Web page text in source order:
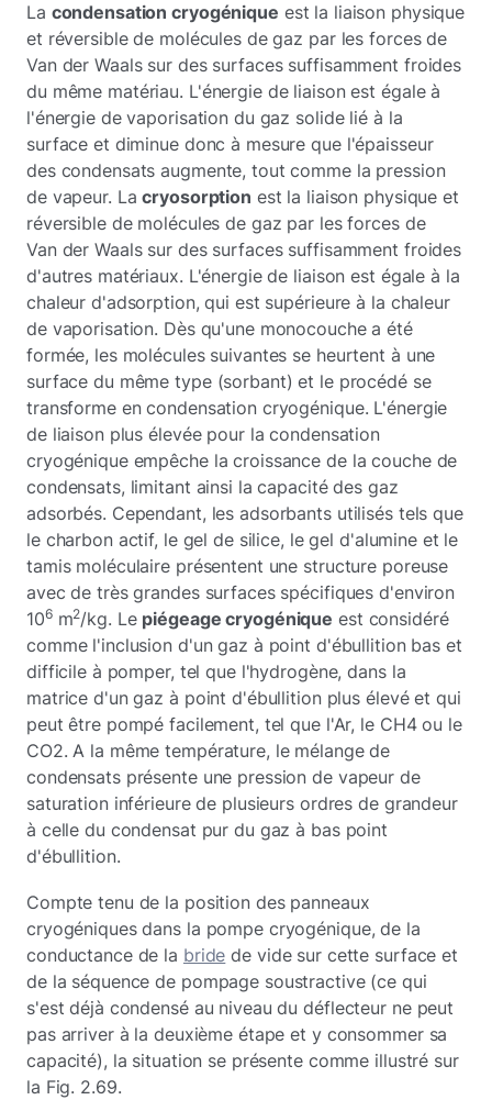
La condensation cryogénique est la liaison physique
et réversible de molécules de gaz par les forces de
Van der Waals sur des surfaces suffisamment froides
du même matériau. L'énergie de liaison est égale à
l'énergie de vaporisation du gaz solide lié à la
surface et diminue donc à mesure que l'épaisseur
des condensats augmente, tout comme la pression
de vapeur. Lacryosorption est la liaison physique et
réversible de molécules de gaz par les forces de
Van der Waals sur des surfaces suffisamment froides
d'autres matériaux. L'énergie de liaison est égale à la
chaleur d'adsorption, qui est supérieure à la chaleur
de vaporisation. Dès qu'une monocouche a été
formée, les molécules suivantes se heurtent à une
surface du même type (sorbant) et le procédé se
transforme en condensation cryogénique. L'énergie
de liaison plus élevée pour la condensation
cryogénique empêche la croissance de la couche de
condensats, limitant ainsi la capacité des gaz
adsorbés. Cependant, les adsorbants utilisés tels que
le charbon actif, le gel de silice, le gel d'alumine et le
tamis moléculaire présentent une structure poreuse
avec de très grandes surfaces spécifiques d'environ
106m2/kg. Le piégeage cryogénique est considéré
comme l'inclusion d'un gaz à point d'ébullition bas et
difficile à pomper, tel que l'hydrogène, dans la
matrice d'un gaz à point d'ébullition plus élevé et qui
peut être pompé facilement, tel que l'Ar, le CH4 ou le
CO2. A la même température, le mélange de
condensats présente une pression de vapeur de
saturation inférieure de plusieurs ordres de grandeur
à celle du condensat pur du gaz à bas point
d'ébullition.
Compte tenu de la position des panneaux
cryogéniques dans la pompe cryogénique, de la
conductance de la bride de vide sur cette surface et
de la séquence de pompage soustractive (ce qui
s'est déjà condensé au niveau du déflecteur ne peut
pas arriver à la deuxième étape et y consommer sa
capacité), la situation se présente comme illustré sur
la Fig. 2.69.